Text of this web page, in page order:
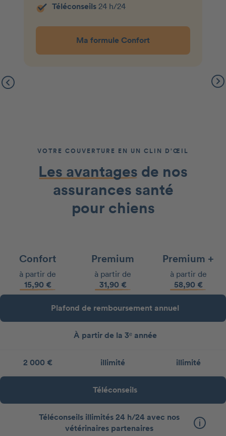
Téléconseils 24 h/24
Ma formule Confort
VOTRE COUVERTURE EN UN CLIN D’ŒIL
Les avantages de nos
assurances santé
pour chiens
Confort
à partir de
15,90 €
Premium
à partir de
31,90 €
Premium +
à partir de
58,90 €
Plafond de remboursement annuel
À partir de la 3ᵉ année
2 000 € illimité illimité
Téléconseils
Téléconseils illimités 24 h/24 avec nos
vétérinaires partenaires